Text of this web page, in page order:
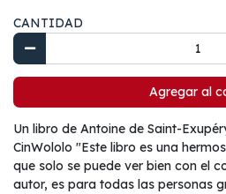
CANTIDAD
Agregar al
Un libro de Antoine de Saint-
CinWololo "Este libro es una
que solo se puede ver bien con el
autor, es para todas las personas